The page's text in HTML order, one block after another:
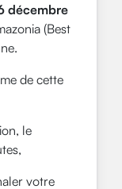
décembre
(Best
de cette
le
votre